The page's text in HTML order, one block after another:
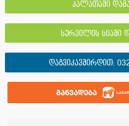
კალათაში
სურვილის სიაში
ᲓᲐᲒᲕᲘᲙᲐᲕᲨᲘᲠᲓᲘᲗ: